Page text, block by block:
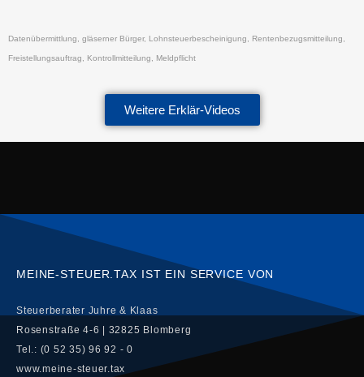
Datenübermittlung, gläserner Bürger, Lohnsteuerbescheinigung, Rentenbezugsmitteilung,
Freistellungsauftrag, Kontrollmitteilung, Meldpflicht
Weitere Erklär-Videos
MEINE-STEUER.TAX IST EIN SERVICE VON
Steuerberater Juhre & Klaas
Rosenstraße 4-6 | 32825 Blomberg
Tel.: (0 52 35) 96 92 - 0
www.meine-steuer.tax